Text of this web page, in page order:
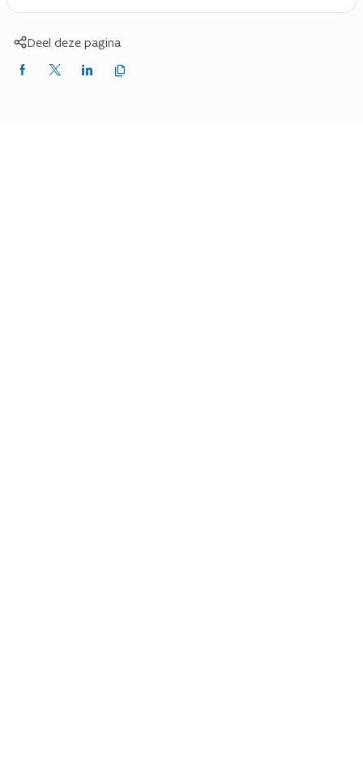
Deel deze pagina
Delen
Delen
Delen
link